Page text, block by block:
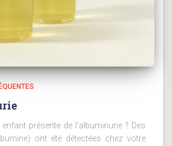
présente de l’albuminurie ? Des
ont été détectées chez votre